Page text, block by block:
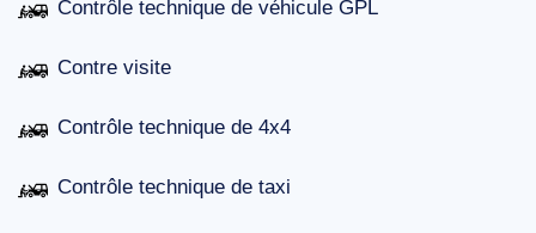
Contrôle technique de véhicule GPL
Contre visite
Contrôle technique de 4x4
Contrôle technique de taxi